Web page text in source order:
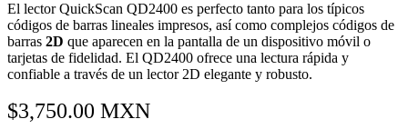
El lector QuickScan QD2400 es perfecto tanto para los típicos
códigos de barras lineales impresos, así como complejos códigos de
barras 2D que aparecen en la pantalla de un dispositivo móvil o
tarjetas de fidelidad. El QD2400 ofrece una lectura rápida y
confiable a través de un lector 2D elegante y robusto.
$3,750.00 MXN